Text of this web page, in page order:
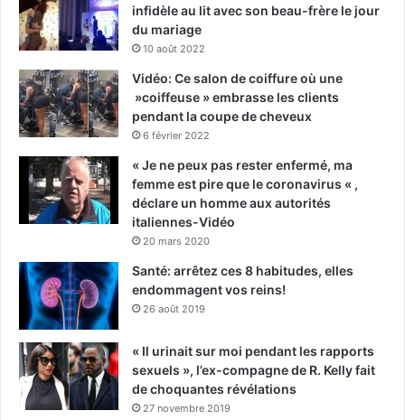
infidèle au lit avec son beau-frère le jour
du mariage
10 août 2022
Vidéo: Ce salon de coiffure où une
»coiffeuse » embrasse les clients
pendant la coupe de cheveux
6 février 2022
« Je ne peux pas rester enfermé, ma
femme est pire que le coronavirus « ,
déclare un homme aux autorités
italiennes-Vidéo
20 mars 2020
Santé: arrêtez ces 8 habitudes, elles
endommagent vos reins!
26 août 2019
« Il urinait sur moi pendant les rapports
sexuels », l’ex-compagne de R. Kelly fait
de choquantes révélations
27 novembre 2019